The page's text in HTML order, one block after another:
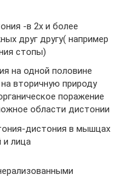
-в 2х и более
друг другу( например
стопы)
на одной половине
вторичную природу
поражение
области дистонии
дистония в мышцах
и лица